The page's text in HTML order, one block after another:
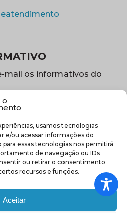
o
usamos tecnologias
e/ou acessar informações do
essas tecnologias nos permitirá
de navegação ou IDs
ou retirar o consentimento
recursos e funções.
Aceitar
mail os informativos do